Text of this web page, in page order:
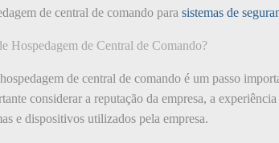
de central de comando para sistemas de
Hospedagem de Central de Comando?
de central de comando é um passo
considerar a reputação da empresa, a
e dispositivos utilizados pela empresa.